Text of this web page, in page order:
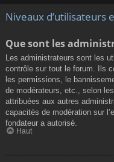
Niveaux d’utilisateurs
Que sont les
Les administrateurs sont les
contrôle sur tout le forum. Ils
les permissions, le
de modérateurs, etc., selon
attribuées aux autres
capacités de modération sur
fondateur a autorisé.
Haut